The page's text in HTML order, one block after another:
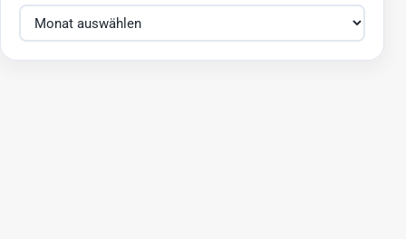
ältere Beiträge